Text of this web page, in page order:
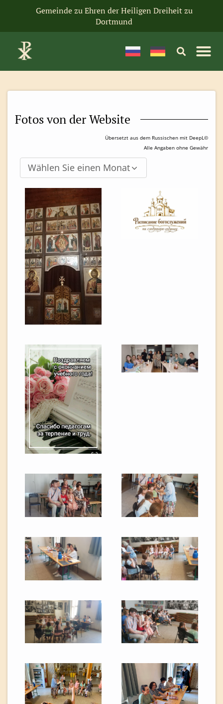
Gemeinde zu Ehren der Heiligen Dreiheit zu
Dortmund
Fotos von der Website
Übersetzt aus dem Russischen mit DeepL©
Alle Angaben ohne Gewähr
Wählen Sie einen Monat